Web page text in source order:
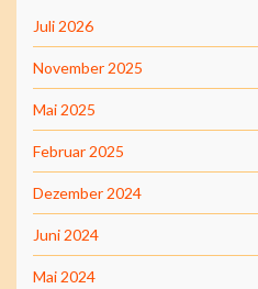
Juli 2026
November 2025
Mai 2025
Februar 2025
Dezember 2024
Juni 2024
Mai 2024